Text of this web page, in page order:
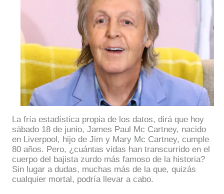
La fría estadística propia de los datos, dirá que hoy
sábado 18 de junio, James Paul Mc Cartney, nacido
en Liverpool, hijo de Jim y Mary Mc Cartney, cumple
80 años. Pero, ¿cuántas vidas han transcurrido en el
cuerpo del bajista zurdo más famoso de la historia?
Sin lugar a dudas, muchas más de la que, quizás
cualquier mortal, podría llevar a cabo.